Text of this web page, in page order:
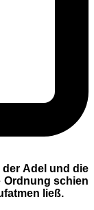
Adel und die
Ordnung schien
ließ.